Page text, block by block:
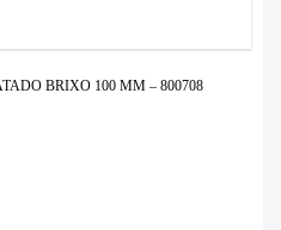
BRIXO 100 MM – 800708